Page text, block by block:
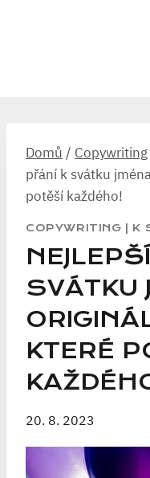
Domů / Copywriting
přání k svátku
potěší každého!
COPYWRITING K
SVÁTKU
KTERÉ
20. 8. 2023